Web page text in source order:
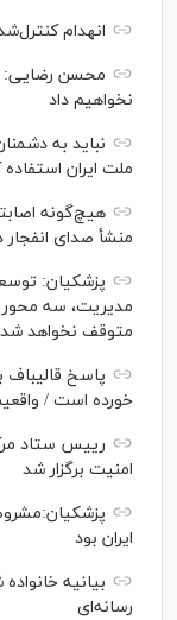
انهدام
محسن رضایی:
نخواهیم داد
نباید به
ملت ایران استفاده
هیچ‌گونه
منشأ صدای
پزشکیان:
مدیریت، سه
متوقف نخواهد شد
پاسخ
خورده است /
امنیت برگزار شد
ایران بود
بیانیه
رسانه‌ای